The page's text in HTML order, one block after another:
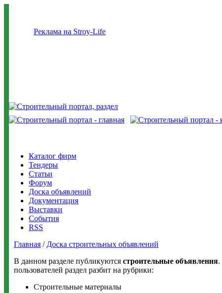
Реклама на Stroy-Life
Каталог фирм
Тендеры
Статьи
Форум
Доска объявлений
Документация
Выставки
События
RSS
Главная / Доска строительных объявлений
В данном разделе публикуются строительные объявления.
пользователей раздел разбит на рубрики:
Строительные материалы